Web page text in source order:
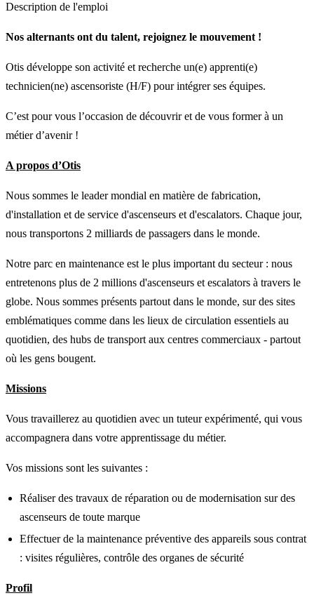
Description de l'emploi
Nos alternants ont du talent, rejoignez le mouvement !
Otis développe son activité et recherche un(e) apprenti(e)
technicien(ne) ascensoriste (H/F) pour intégrer ses équipes.
C’est pour vous l’occasion de découvrir et de vous former à un
métier d’avenir !
A propos d’Otis
Nous sommes le leader mondial en matière de fabrication,
d'installation et de service d'ascenseurs et d'escalators. Chaque jour,
nous transportons 2 milliards de passagers dans le monde.
Notre parc en maintenance est le plus important du secteur : nous
entretenons plus de 2 millions d'ascenseurs et escalators à travers le
globe. Nous sommes présents partout dans le monde, sur des sites
emblématiques comme dans les lieux de circulation essentiels au
quotidien, des hubs de transport aux centres commerciaux - partout
où les gens bougent.
Missions
Vous travaillerez au quotidien avec un tuteur expérimenté, qui vous
accompagnera dans votre apprentissage du métier.
Vos missions sont les suivantes :
Réaliser des travaux de réparation ou de modernisation sur des
ascenseurs de toute marque
Effectuer de la maintenance préventive des appareils sous contrat
: visites régulières, contrôle des organes de sécurité
Profil